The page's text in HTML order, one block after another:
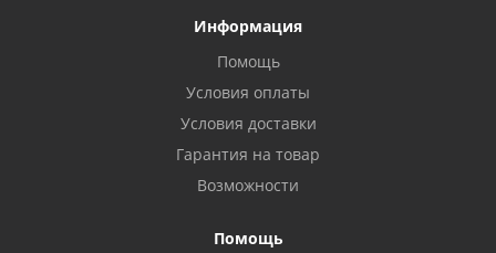
Информация
Помощь
Условия оплаты
Условия доставки
Гарантия на товар
Возможности
Помощь